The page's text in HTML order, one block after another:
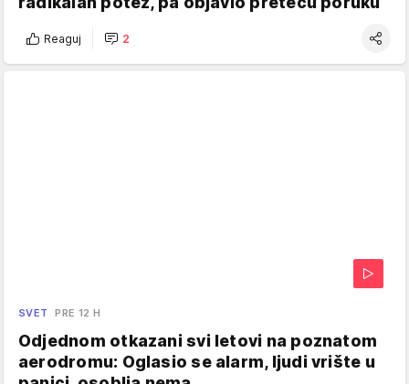
Reaguj 2
SVET PRE 12 H
Odjednom otkazani svi letovi na poznatom
aerodromu: Oglasio se alarm, ljudi vrište u